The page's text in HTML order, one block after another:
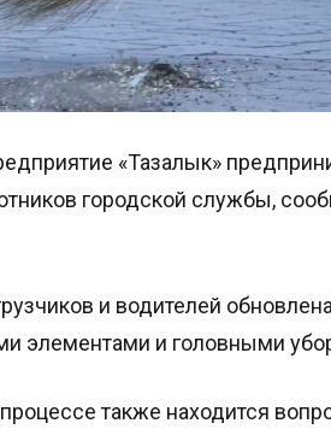
«Тазалык»
городской службы,
и водителей
элементами и головными
также находится